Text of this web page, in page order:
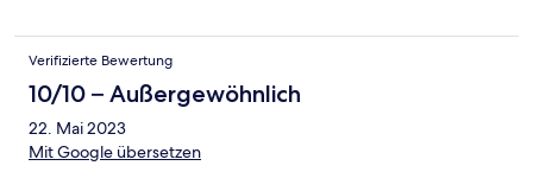
Verifizierte Bewertung
10/10 – Außergewöhnlich
22. Mai 2023
Mit Google übersetzen